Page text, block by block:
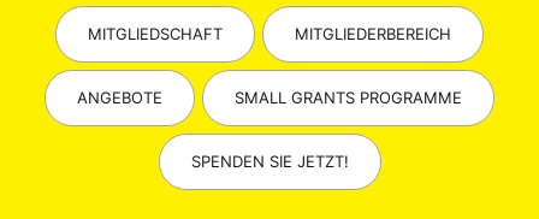
MITGLIEDSCHAFT MITGLIEDERBEREICH
ANGEBOTE SMALL GRANTS PROGRAMME
SPENDEN SIE JETZT!